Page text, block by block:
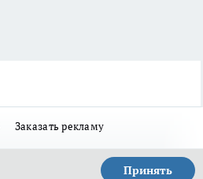
Заказать рекламу
Принять